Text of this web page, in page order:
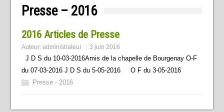
Presse – 2016
2016 Articles de Presse
Auteur: administrateur 3 juin 2016
J D S du 10-03-2016Amis de la chapelle de Bourgenay O-F
du 07-03-2016 J D S du 5-05-2016 O F du 3-05-2016
Presse - 2016